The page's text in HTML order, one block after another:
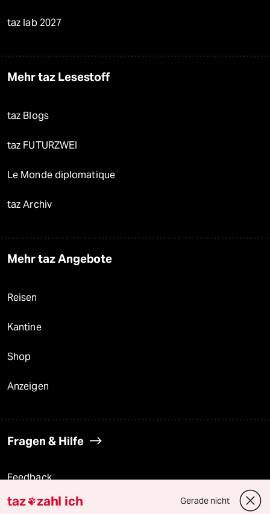
taz lab 2027
Mehr taz Lesestoff
taz Blogs
taz FUTURZWEI
Le Monde diplomatique
taz Archiv
Mehr taz Angebote
Reisen
Kantine
Shop
Anzeigen
Fragen & Hilfe
Feedback
Aboservice
taz zahl ich Gerade nicht